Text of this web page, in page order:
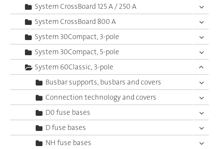
System CrossBoard 125 A / 250 A
System CrossBoard 800 A
System 30Compact, 3-pole
System 30Compact, 5-pole
System 60Classic, 3-pole
Busbar supports, busbars and covers
Connection technology and covers
D0 fuse bases
D fuse bases
NH fuse bases